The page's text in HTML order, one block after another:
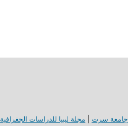
جامعة سرت مجلة ليبيا للدراسات الجغرافية